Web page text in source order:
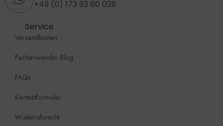
+49 (0) 173 93 60 029
Service
Versandkosten
Fachanwender Blog
FAQs
Kontaktformular
Widerrufsrecht